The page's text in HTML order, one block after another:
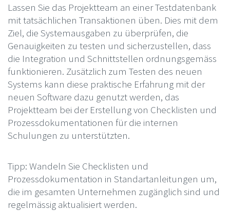
Lassen Sie das Projektteam an einer Testdatenbank
mit tatsächlichen Transaktionen üben. Dies mit dem
Ziel, die Systemausgaben zu überprüfen, die
Genauigkeiten zu testen und sicherzustellen, dass
die Integration und Schnittstellen ordnungsgemäss
funktionieren. Zusätzlich zum Testen des neuen
Systems kann diese praktische Erfahrung mit der
neuen Software dazu genutzt werden, das
Projektteam bei der Erstellung von Checklisten und
Prozessdokumentationen für die internen
Schulungen zu unterstützten.
Tipp: Wandeln Sie Checklisten und
Prozessdokumentation in Standartanleitungen um,
die im gesamten Unternehmen zugänglich sind und
regelmässig aktualisiert werden.